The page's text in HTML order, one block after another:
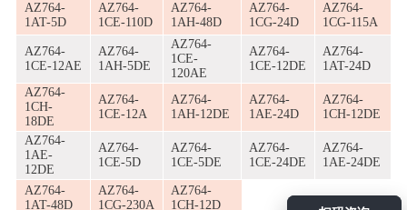
AZ764-
1AT-5D
AZ764-
1CE-110D
AZ764-
1AH-48D
AZ764-
1CG-24D
AZ764-
1CG-115A
AZ764-
1CE-12AE
AZ764-
1AH-5DE
AZ764-
1CE-
120AE
AZ764-
1CE-12DE
AZ764-
1AT-24D
AZ764-
1CH-
18DE
AZ764-
1CE-12A
AZ764-
1AH-12DE
AZ764-
1AE-24D
AZ764-
1CH-12DE
AZ764-
1AE-
12DE
AZ764-
1CE-5D
AZ764-
1CE-5DE
AZ764-
1CE-24DE
AZ764-
1AE-24DE
AZ764-
1AT-48D
AZ764-
1CG-230A
AZ764-
1CH-12D